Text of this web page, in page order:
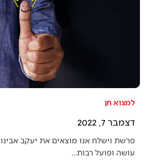
למצוא חן
דצמבר 7, 2022
פרשת וישלח אנו מוצאים את יעקב אבינו
עושה ופועל רבות…